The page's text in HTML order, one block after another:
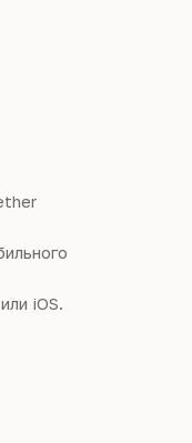
iOS.